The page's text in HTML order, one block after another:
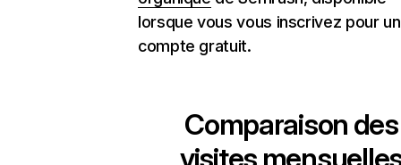
lorsque vous vous inscrivez pour un
compte gratuit.
Comparaison des